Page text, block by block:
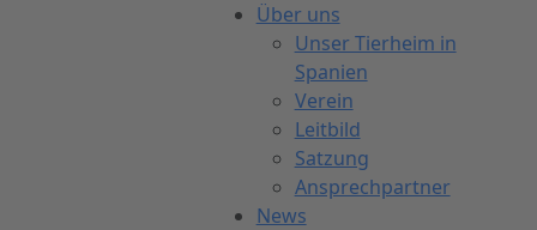
Über uns
Unser Tierheim in
Spanien
Verein
Leitbild
Satzung
Ansprechpartner
News